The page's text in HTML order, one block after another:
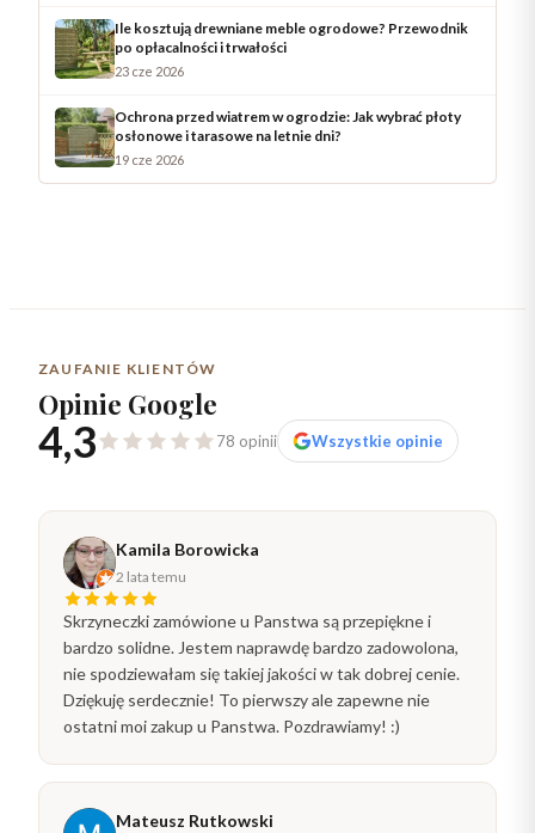
Ile kosztują drewniane meble ogrodowe? Przewodnik
po opłacalności i trwałości
23 cze 2026
Ochrona przed wiatrem w ogrodzie: Jak wybrać płoty
osłonowe i tarasowe na letnie dni?
19 cze 2026
ZAUFANIE KLIENTÓW
Opinie Google
4,3 78 opinii Wszystkie opinie
Kamila Borowicka
2 lata temu
Skrzyneczki zamówione u Panstwa są przepiękne i
bardzo solidne. Jestem naprawdę bardzo zadowolona,
nie spodziewałam się takiej jakości w tak dobrej cenie.
Dziękuję serdecznie! To pierwszy ale zapewne nie
ostatni moi zakup u Panstwa. Pozdrawiamy! :)
Mateusz Rutkowski